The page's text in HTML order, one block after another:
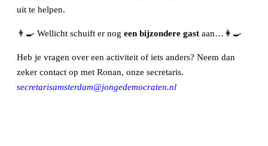
uit te helpen.
👨‍🍳 Wellicht schuift er nog een bijzondere gast aan…👩‍🍳
Heb je vragen over een activiteit of iets anders? Neem dan
zeker contact op met Ronan, onze secretaris.
secretarisamsterdam@jongedemocraten.nl